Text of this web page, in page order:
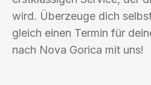
wird. Überzeuge dich
gleich einen Termin für
nach Nova Gorica mit uns!